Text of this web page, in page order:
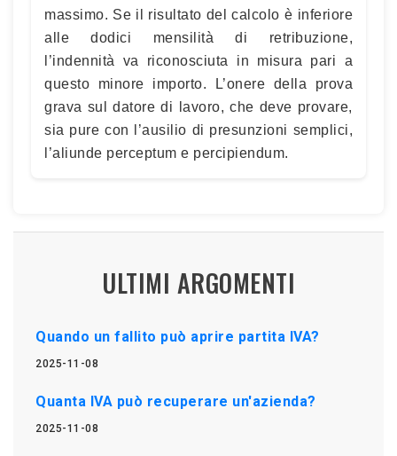
massimo. Se il risultato del calcolo è inferiore
alle dodici mensilità di retribuzione,
l’indennità va riconosciuta in misura pari a
questo minore importo. L’onere della prova
grava sul datore di lavoro, che deve provare,
sia pure con l’ausilio di presunzioni semplici,
l’aliunde perceptum e percipiendum.
ULTIMI ARGOMENTI
Quando un fallito può aprire partita IVA?
2025-11-08
Quanta IVA può recuperare un'azienda?
2025-11-08